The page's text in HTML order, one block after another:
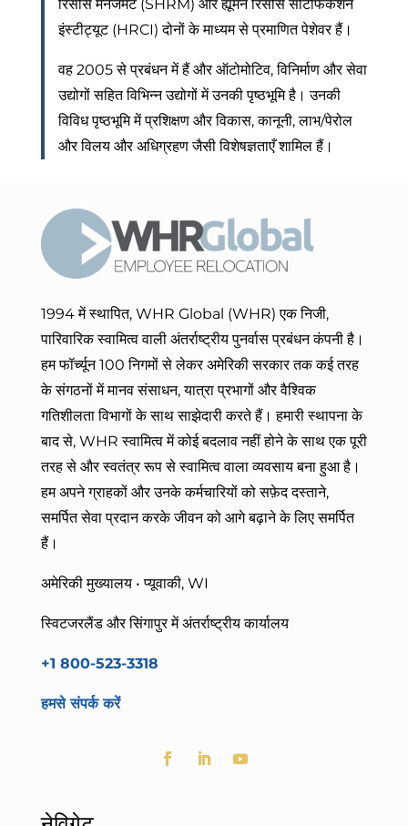
रिसोर्स मैनेजमेंट (SHRM) और ह्यूमन रिसोर्स सर्टिफिकेशन
इंस्टीट्यूट (HRCI) दोनों के माध्यम से प्रमाणित पेशेवर हैं।
वह 2005 से प्रबंधन में हैं और ऑटोमोटिव, विनिर्माण और सेवा
उद्योगों सहित विभिन्न उद्योगों में उनकी पृष्ठभूमि है। उनकी
विविध पृष्ठभूमि में प्रशिक्षण और विकास, कानूनी, लाभ/पेरोल
और विलय और अधिग्रहण जैसी विशेषज्ञताएँ शामिल हैं।
1994 में स्थापित, WHR Global (WHR) एक निजी,
पारिवारिक स्वामित्व वाली अंतर्राष्ट्रीय पुनर्वास प्रबंधन कंपनी है।
हम फॉर्च्यून 100 निगमों से लेकर अमेरिकी सरकार तक कई तरह
के संगठनों में मानव संसाधन, यात्रा प्रभागों और वैश्विक
गतिशीलता विभागों के साथ साझेदारी करते हैं। हमारी स्थापना के
बाद से, WHR स्वामित्व में कोई बदलाव नहीं होने के साथ एक पूरी
तरह से और स्वतंत्र रूप से स्वामित्व वाला व्यवसाय बना हुआ है।
हमअपने ग्राहकों और उनके कर्मचारियों को सफ़ेद दस्ताने,
समर्पित सेवा प्रदान करके जीवन को आगे बढ़ाने के लिए समर्पित
हैं।
अमेरिकी मुख्यालय • प्यूवाकी, WI
स्विटजरलैंड और सिंगापुर में अंतर्राष्ट्रीय कार्यालय
+1 800-523-3318
हमसे संपर्क करें